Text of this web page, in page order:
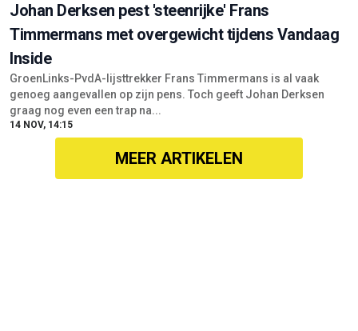
Johan Derksen pest 'steenrijke' Frans
Timmermans met overgewicht tijdens Vandaag
Inside
GroenLinks-PvdA-lijsttrekker Frans Timmermans is al vaak
genoeg aangevallen op zijn pens. Toch geeft Johan Derksen
graag nog even een trap na...
14 NOV, 14:15
MEER ARTIKELEN